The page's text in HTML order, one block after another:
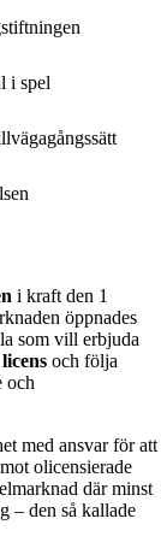
i spel
i kraft den 1
öppnades
som vill erbjuda
och följa
och
med ansvar för att
olicensierade
där minst
– den så kallade